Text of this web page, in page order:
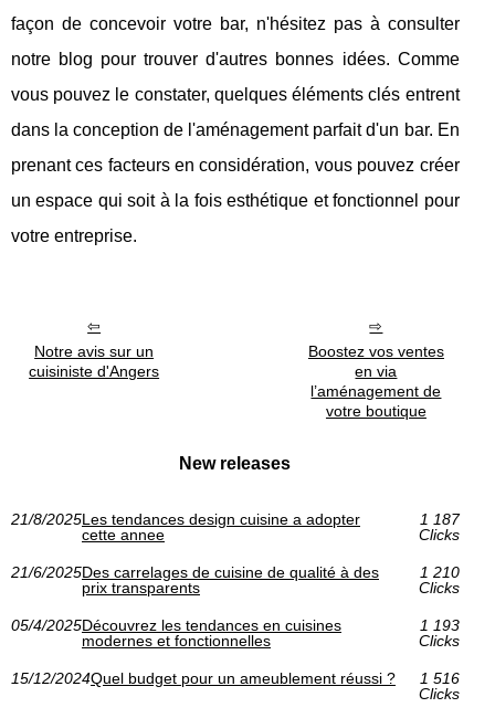
façon de concevoir votre bar, n'hésitez pas à consulter
notre blog pour trouver d'autres bonnes idées. Comme
vous pouvez le constater, quelques éléments clés entrent
dans la conception de l'aménagement parfait d'un bar. En
prenant ces facteurs en considération, vous pouvez créer
un espace qui soit à la fois esthétique et fonctionnel pour
votre entreprise.
Notre avis sur un
cuisiniste d'Angers
Boostez vos ventes
en via
l’aménagement de
votre boutique
New releases
21/8/2025Les tendances design cuisine a adopter
cette annee
1 187
Clicks
21/6/2025Des carrelages de cuisine de qualité à des
prix transparents
1 210
Clicks
05/4/2025Découvrez les tendances en cuisines
modernes et fonctionnelles
1 193
Clicks
15/12/2024Quel budget pour un ameublement réussi ?
1 516
Clicks